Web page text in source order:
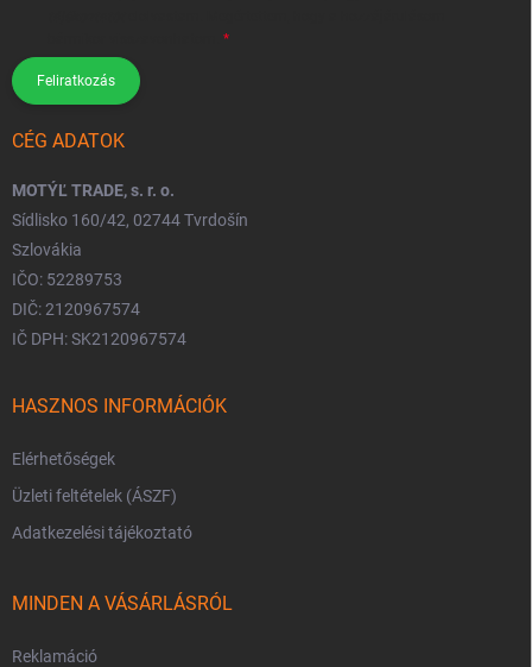
Feliratkozás
CÉG ADATOK
MOTÝĽ TRADE, s. r. o.
Sídlisko 160/42, 02744 Tvrdošín
Szlovákia
IČO: 52289753
DIČ: 2120967574
IČ DPH: SK2120967574
HASZNOS INFORMÁCIÓK
Elérhetőségek
Üzleti feltételek (ÁSZF)
Adatkezelési tájékoztató
MINDEN A VÁSÁRLÁSRÓL
Reklamáció